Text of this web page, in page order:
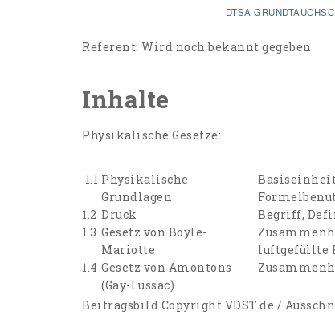
DTSA
Referent: Wird noch bekannt gegeben
Inhalte
Physikalische Gesetze:
1.1 Physikalische
Grundlagen
1.2 Druck
Begriff,
1.3 Gesetz von Boyle-
Mariotte
luftgefüllte
1.4 Gesetz von Amontons
(Gay-Lussac)
Beitragsbild Copyright VDST.de /